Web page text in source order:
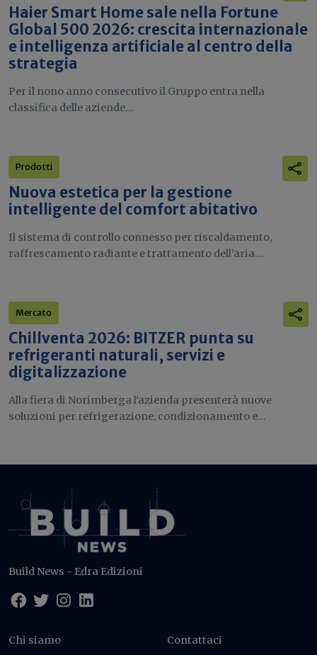
Haier Smart Home sale nella Fortune
Global 500 2026: crescita internazionale
e intelligenza artificiale al centro della
strategia
Per il nono anno consecutivo il Gruppo entra nella
classifica delle aziende...
Prodotti
Nuova estetica per la gestione
intelligente del comfort abitativo
Il sistema di controllo connesso per riscaldamento,
raffrescamento radiante e trattamento dell’aria...
Mercato
Chillventa 2026: BITZER punta su
refrigeranti naturali, servizi e
digitalizzazione
Alla fiera di Norimberga l'azienda presenterà nuove
soluzioni per refrigerazione, condizionamento e...
Build News - Edra Edizioni
Chi siamo Contattaci